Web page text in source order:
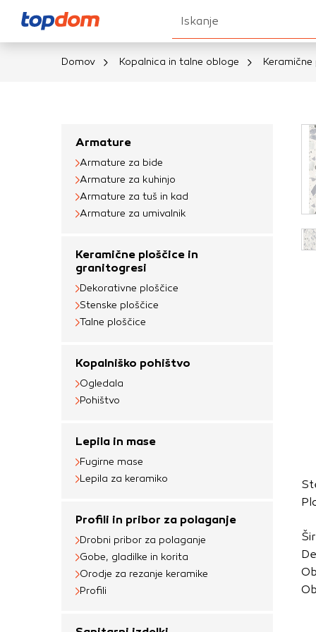
Domov Kopalnica in talne obloge
Armature
Armature za bide
Armature za kuhinjo
Armature za tuš in kad
Armature za umivalnik
Keramične ploščice in
granitogresi
Dekorativne ploščice
Stenske ploščice
Talne ploščice
Kopalniško pohištvo
Ogledala
Pohištvo
Lepila in mase
Fugirne mase
Lepila za keramiko
Profili in pribor za polaganje
Drobni pribor za polaganje
Gobe, gladilke in korita
Orodje za rezanje keramike
Profili
Ko obiščete katero
brskalnika,
vašo napravo ali pa
prilagojeno
različna imena
določenih vrst
Ti piškotki so nujni
Običajno so
blokira te piškotke
S temi piškotki
delovanja našega
priljubljena, in
zbirajo, so
obiskali naše
Piškotki za ciljno